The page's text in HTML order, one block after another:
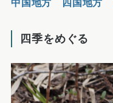
中国地方 四国地方
四季をめぐる